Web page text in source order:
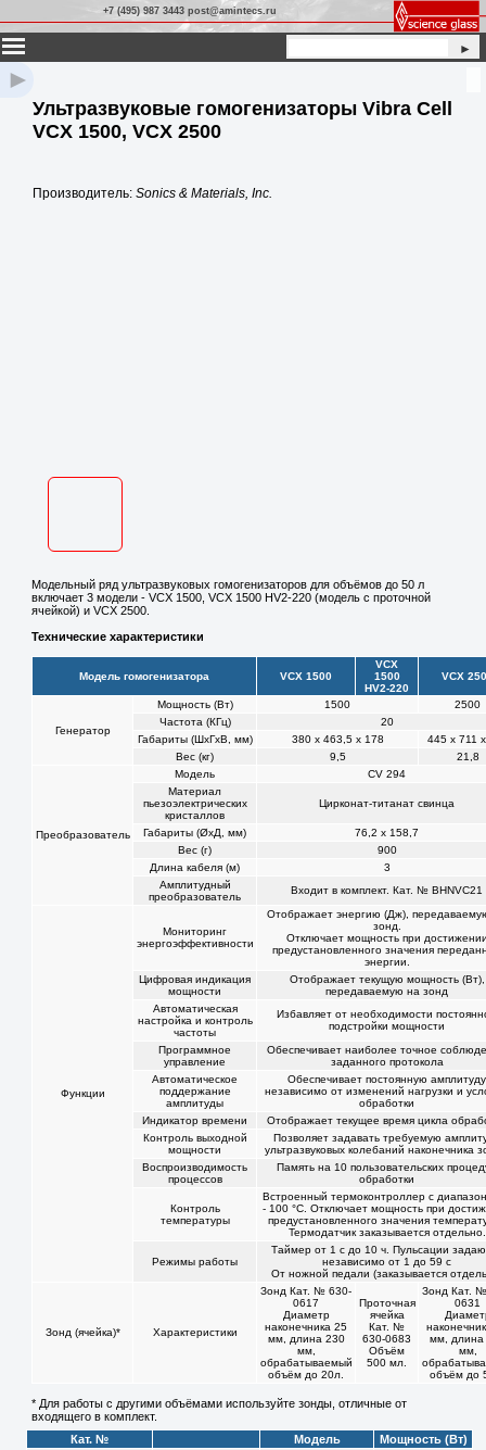
+7 (495) 987 3443 post@amintecs.ru
►
►
Ультразвуковые гомогенизаторы Vibra Cell
VCX 1500, VCX 2500
Производитель: Sonics & Materials, Inc.
Модельный ряд ультразвуковых гомогенизаторов для объёмов до 50 л
включает 3 модели - VCX 1500, VCX 1500 HV2-220 (модель с проточной
ячейкой) и VCX 2500.
Технические характеристики
Модель гомогенизатора VCX 1500
VCX
1500
HV2-220
VCX
Генератор
Мощность (Вт) 1500
2500
Частота (КГц)
20
Габариты (ШхГхВ, мм)
380 х 463,5 х 178
445 x 711
Вес (кг)
9,5 21,8
Преобразователь
Модель
CV 294
Материал
пьезоэлектрических
кристаллов
Цирконат-титанат свинца
Габариты (ØхД, мм)
76,2 х 158,7
Вес (г)
900
Длина кабеля (м)
3
Амплитудный
преобразователь
Входит в комплект. Кат. № BHNVC21
Функции
Мониторинг
энергоэффективности
Отображает энергию (Дж),
зонд.
Отключает мощность при
предустановленного значения
энергии.
Цифровая индикация
мощности
Отображает текущую мощность (Вт),
передаваемую на зонд
Автоматическая
настройка и контроль
частоты
Избавляет от необходимости
подстройки мощности
Программное
управление
Обеспечивает наиболее точное
заданного протокола
Автоматическое
поддержание
амплитуды
Обеспечивает постоянную амплитуду
независимо от изменений нагрузки и
обработки
Индикатор времени
Отображает текущее время цикла
Контроль выходной
мощности
Позволяет задавать требуемую
ультразвуковых колебаний наконечника
Воспроизводимость
процессов
Память на 10 пользовательских
обработки
Контроль
температуры
Встроенный термоконтроллер с
- 100 °C. Отключает мощность при
предустановленного значения
Термодатчик заказывается отдельно.
Режимы работы
Таймер от 1 с до 10 ч. Пульсации
независимо от 1 до 59 с
От ножной педали (заказывается
Зонд (ячейка)* Характеристики
Зонд Кат. № 630-
0617
Диаметр
наконечника 25
мм, длина 230
мм,
обрабатываемый
объём до 20л.
Проточная
ячейка
Кат. №
630-0683
Объём
500 мл.
Зонд Кат.
0631
мм, длина
мм,
объём до
* Для работы с другими объёмами используйте зонды, отличные от
входящего в комплект.
Кат. №
Модель Мощность (Вт)